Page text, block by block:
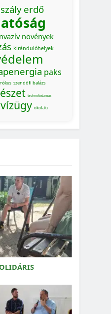
erdő
növények
kirándulóhelyek
paks
szendőfi balázs
technofasizmus
vízügy ökofalu